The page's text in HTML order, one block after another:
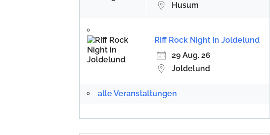
Husum
Riff Rock Night in Joldelund
29 Aug. 26
Joldelund
alle Veranstaltungen